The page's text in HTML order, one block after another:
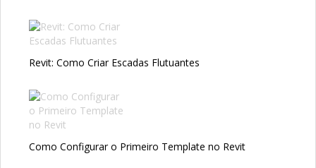
Revit: Como Criar Escadas Flutuantes
Como Configurar o Primeiro Template no Revit